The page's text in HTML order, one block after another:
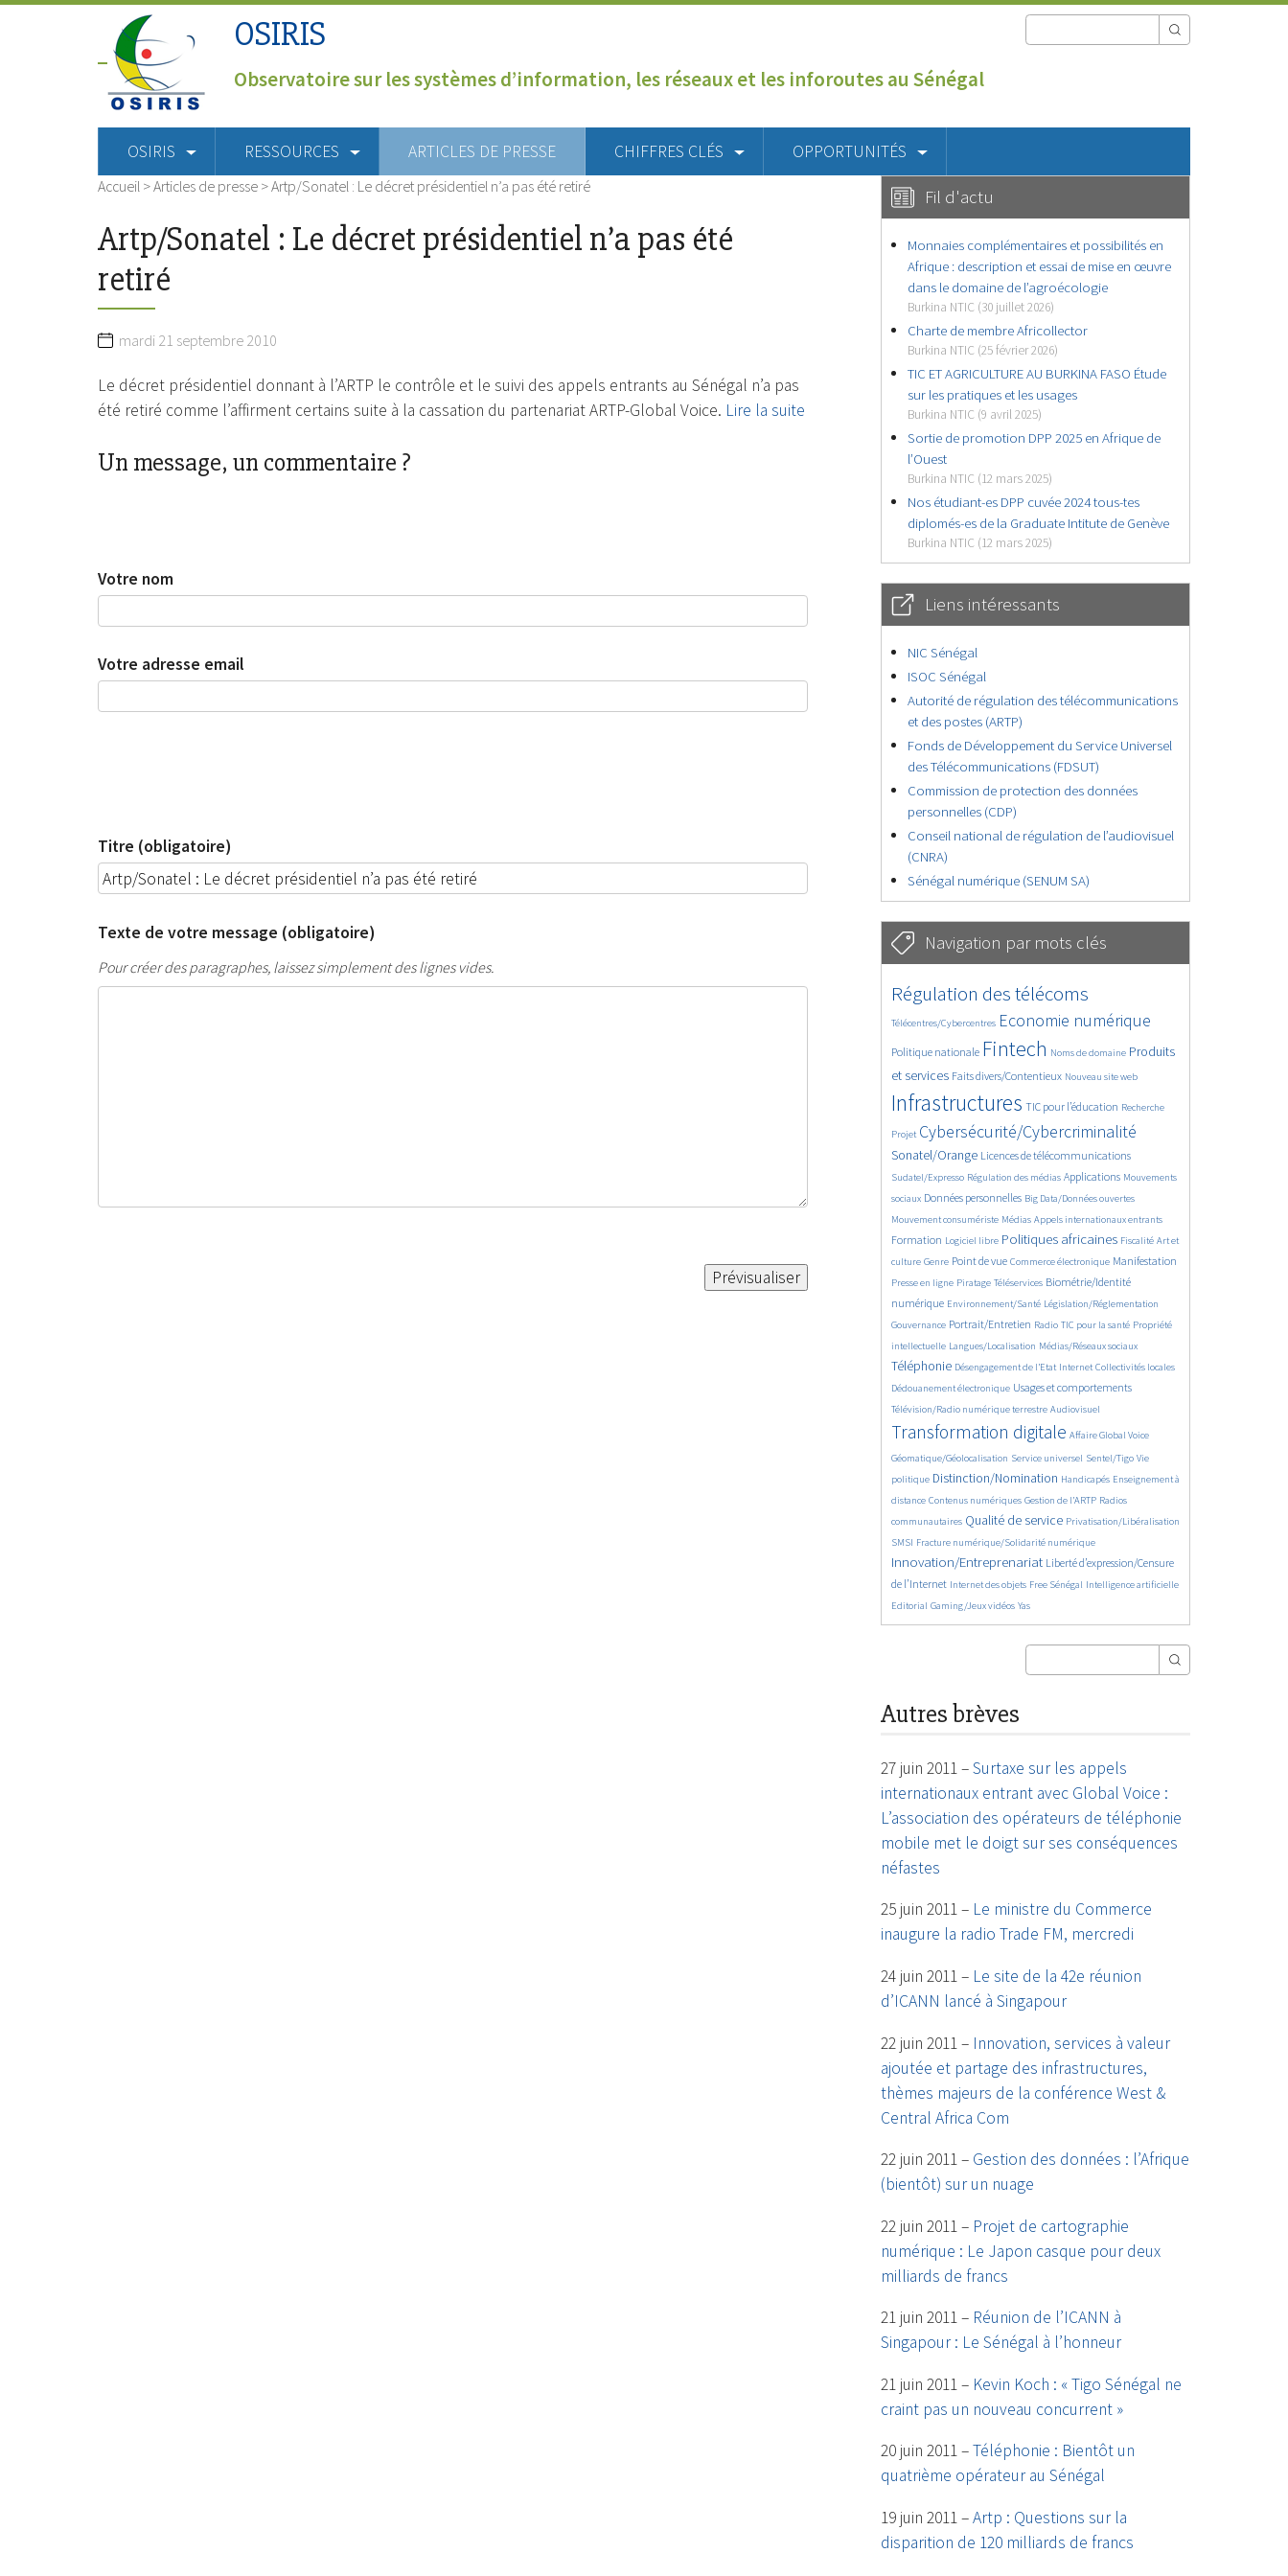
OSIRIS
Observatoire sur les systèmes d’information, les réseaux et les inforoutes au Sénégal
OSIRIS RESSOURCES ARTICLES DE PRESSE CHIFFRES CLÉS OPPORTUNITÉS
Accueil >Articles de presse >Artp/Sonatel : Le décret présidentiel n’a pas été retiré
Artp/Sonatel : Le décret présidentiel n’a pas été
retiré
mardi 21 septembre 2010
Le décret présidentiel donnant à l’ARTP le contrôle et le suivi des appels entrants au Sénégal n’a pas
été retiré comme l’affirment certains suite à la cassation du partenariat ARTP-Global Voice. Lire la suite
Un message, un commentaire ?
Votre nom
Votre adresse email
Titre (obligatoire)
Texte de votre message (obligatoire)
Pour créer des paragraphes, laissez simplement des lignes vides.
Fil d'actu
Monnaies complémentaires et possibilités en
Afrique : description et essai de mise en œuvre
dans le domaine de l’agroécologie
Burkina NTIC (30 juillet 2026)
Charte de membre Africollector
Burkina NTIC (25 février 2026)
TIC ET AGRICULTURE AU BURKINA FASO Étude
sur les pratiques et les usages
Burkina NTIC (9 avril 2025)
Sortie de promotion DPP 2025 en Afrique de
l’Ouest
Burkina NTIC (12 mars 2025)
Nos étudiant-es DPP cuvée 2024 tous-tes
diplomés-es de la Graduate Intitute de Genève
Burkina NTIC (12 mars 2025)
Liens intéressants
NIC Sénégal
ISOC Sénégal
Autorité de régulation des télécommunications
et des postes (ARTP)
Fonds de Développement du Service Universel
des Télécommunications (FDSUT)
Commission de protection des données
personnelles (CDP)
Conseil national de régulation de l’audiovisuel
(CNRA)
Sénégal numérique (SENUM SA)
Navigation par mots clés
4629/5557
Régulation des télécoms
362/5557
Télécentres/Cybercentres
3737/5557 Economie numérique
1862/5557
Politique nationale Fintech Noms de domaine Produits
et services
1596/5557 Faits divers/Contentieux
839/5557 Nouveau site web
5557/5557
Infrastructures
1823/5557
TIC pour l’éducation
198/5557
Recherche
247/5557
Projet
3536/5557Cybersécurité/Cybercriminalité
2303/5557
Sonatel/Orange
1611/5557 Licences de télécommunications
299/5557
Sudatel/Expresso
1015/5557 Régulation des médias
1512/5557 Applications
1103/5557
Mouvements
sociaux
1664/5557Données personnelles
146/5557 Big Data/Données ouvertes
620/5557
Mouvement consumériste
366/5557 Médias
703/5557 Appels internationaux entrants
1749/5557
Formation
94/5557 Logiciel libre
2615/5557 Politiques africaines
1103/5557 Fiscalité
175/5557
Art et
culture
647/5557
Genre
1840/5557 Point de vue
1044/5557 Commerce électronique
1575/5557 Manifestation
337/5557
Presse en ligne
129/5557 Piratage
208/5557 Téléservices
1225/5557
Biométrie/Identité
numérique
363/5557 Environnement/Santé
349/5557 Législation/Réglementation
372/5557
Gouvernance
1870/5557Portrait/Entretien
145/5557 Radio
834/5557 TIC pour la santé
290/5557
Propriété
intellectuelle
60/5557 Langues/Localisation
1136/5557 Médias/Réseaux sociaux
2247/5557
Téléphonie
199/5557 Désengagement de l’Etat
1066/5557 Internet
120/5557 Collectivités locales
418/5557
Dédouanement électronique
1328/5557 Usages et comportements
1039/5557
Télévision/Radio numérique terrestre
569/5557 Audiovisuel
4010/5557
Transformation digitale
385/5557 Affaire Global Voice
169/5557
Géomatique/Géolocalisation
325/5557 Service universel
666/5557 Sentel/Tigo
183/5557
Vie
politique
2140/5557Distinction/Nomination
34/5557 Handicapés
711/5557
Enseignement à
distance
853/5557Contenus numériques
595/5557 Gestion de l’ARTP
191/5557
Radios
communautaires
2157/5557 Qualité de service
557/5557 Privatisation/Libéralisation
136/5557
SMSI
492/5557Fracture numérique/Solidarité numérique
2787/5557
Innovation/Entreprenariat
1365/5557
Liberté d’expression/Censure
de l’Internet
50/5557 Internet des objets
174/5557 Free Sénégal
879/5557 Intelligence artificielle
202/5557
Editorial
68/5557Gaming/Jeux vidéos
28/5557 Yas
Autres brèves
27 juin 2011 –Surtaxe sur les appels
internationaux entrant avec Global Voice :
L’association des opérateurs de téléphonie
mobile met le doigt sur ses conséquences
néfastes
25 juin 2011 – Le ministre du Commerce
inaugure la radio Trade FM, mercredi
24 juin 2011 – Le site de la 42e réunion
d’ICANN lancé à Singapour
22 juin 2011 – Innovation, services à valeur
ajoutée et partage des infrastructures,
thèmes majeurs de la conférence West &
Central Africa Com
22 juin 2011 – Gestion des données : l’Afrique
(bientôt) sur un nuage
22 juin 2011 – Projet de cartographie
numérique : Le Japon casque pour deux
milliards de francs
21 juin 2011 – Réunion de l’ICANN à
Singapour : Le Sénégal à l’honneur
21 juin 2011 – Kevin Koch : « Tigo Sénégal ne
craint pas un nouveau concurrent »
20 juin 2011 –Téléphonie : Bientôt un
quatrième opérateur au Sénégal
19 juin 2011 –Artp : Questions sur la
disparition de 120 milliards de francs